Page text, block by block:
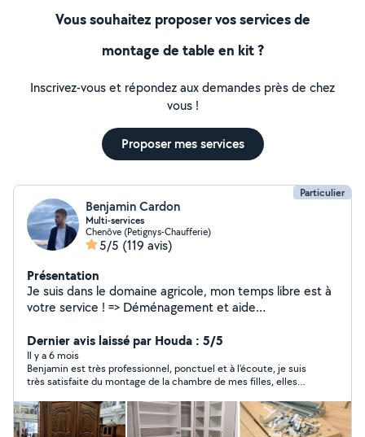
Vous souhaitez proposer vos services de
montage de table en kit ?
Inscrivez-vous et répondez aux demandes près de chez
vous !
Proposer mes services
Particulier
Benjamin Cardon
Multi-services
Chenôve (Petignys-Chaufferie)
5/5 (119 avis)
Présentation
Je suis dans le domaine agricole, mon temps libre est à
votre service ! => Déménagement et aide
électroménager et récupération de commande =>
Service de débarras (cave, garage, appartement...) =>
Entretien d'espaces verts (tonte, taille de haie,
débroussaillage...) avec ou sans évacuation des déchets
=> Montage de meubles en kit toutes marques
N'hésitez pas à me contacter, je réponds à vos
Dernier avis laissé par Houda : 5/5
Il y a 6 mois
Benjamin est très professionnel, ponctuel et à l'écoute, je suis
très satisfaite du montage de la chambre de mes filles, elles